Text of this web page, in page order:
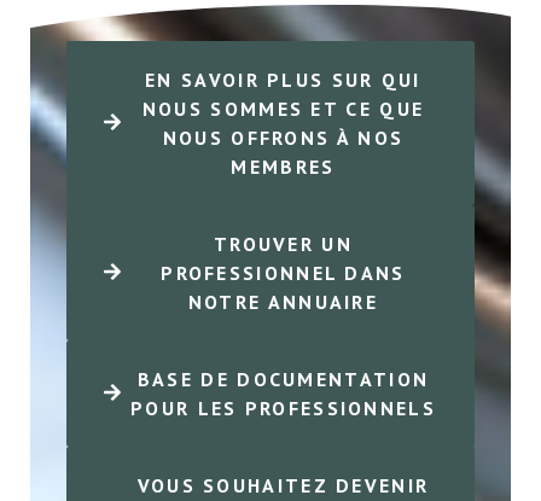
EN SAVOIR PLUS SUR QUI
NOUS SOMMES ET CE QUE
NOUS OFFRONS À NOS
MEMBRES
TROUVER UN
PROFESSIONNEL DANS
NOTRE ANNUAIRE
BASE DE DOCUMENTATION
POUR LES PROFESSIONNELS
VOUS SOUHAITEZ DEVENIR